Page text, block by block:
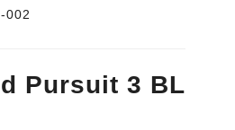
002
Pursuit 3 BL